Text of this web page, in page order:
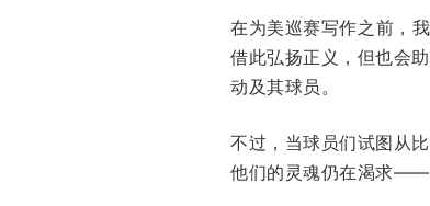
在为美巡赛写作之前，
借此弘扬正义，但也会
动及其球员。
不过，当球员们试图从
他们的灵魂仍在渴求——